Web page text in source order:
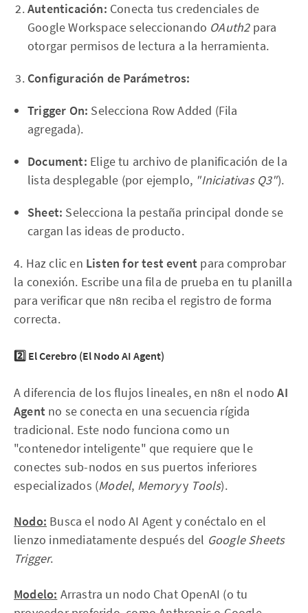
Autenticación: Conecta tus credenciales de
Google Workspace seleccionando OAuth2para
otorgar permisos de lectura a la herramienta.
Configuración de Parámetros:
Trigger On: Selecciona Row Added (Fila
agregada).
Document: Elige tu archivo de planificación de la
lista desplegable (por ejemplo, "Iniciativas Q3").
Sheet: Selecciona la pestaña principal donde se
cargan las ideas de producto.
4. Haz clic en Listen for test event para comprobar
la conexión. Escribe una fila de prueba en tu planilla
para verificar que n8n reciba el registro de forma
correcta.
2️⃣ El Cerebro (El Nodo AI Agent)
A diferencia de los flujos lineales, en n8n el nodoAI
Agent no se conecta en una secuencia rígida
tradicional. Este nodo funciona como un
"contenedor inteligente" que requiere que le
conectes sub-nodos en sus puertos inferiores
especializados (Model, Memoryy Tools).
Nodo: Busca el nodo AI Agent y conéctalo en el
lienzo inmediatamente después del Google Sheets
Trigger.
Modelo: Arrastra un nodo Chat OpenAI (o tu